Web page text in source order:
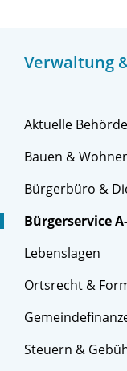
Verwaltung
Aktuelle
Bauen &
Bürgerbüro &
Bürgerservice
Lebenslagen
Ortsrecht &
Steuern &